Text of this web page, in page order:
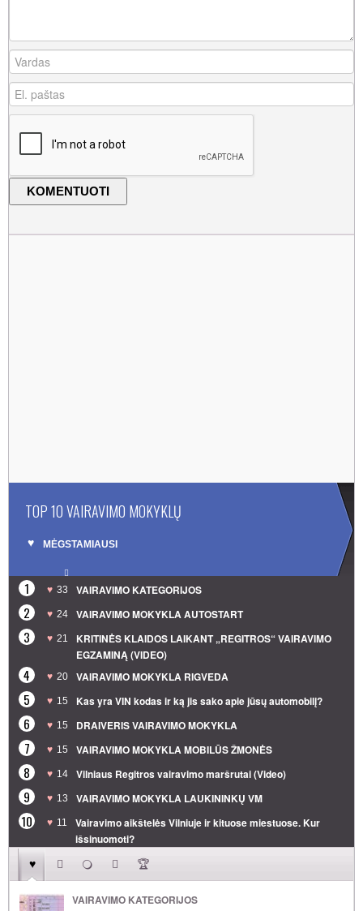
TOP 10 VAIRAVIMO MOKYKLŲ
MĖGSTAMIAUSI
1 33 VAIRAVIMO KATEGORIJOS
2 24 VAIRAVIMO MOKYKLA AUTOSTART
3 21
KRITINĖS KLAIDOS LAIKANT „REGITROS“ VAIRAVIMO
EGZAMINĄ (VIDEO)
4 20 VAIRAVIMO MOKYKLA RIGVEDA
5 15 Kas yra VIN kodas ir ką jis sako apie jūsų automobilį?
6 15 DRAIVERIS VAIRAVIMO MOKYKLA
7 15 VAIRAVIMO MOKYKLA MOBILŪS ŽMONĖS
8 14 Vilniaus Regitros vairavimo maršrutai (Video)
9 13 VAIRAVIMO MOKYKLA LAUKININKŲ VM
10 11
Vairavimo aikštelės Vilniuje ir kituose miestuose. Kur
išsinuomoti?
VAIRAVIMO KATEGORIJOS